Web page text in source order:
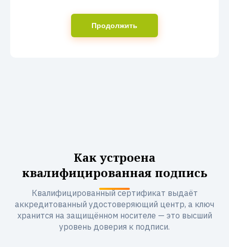
Продолжить
Как устроена
квалифицированная подпись
Квалифицированный сертификат выдаёт
аккредитованный удостоверяющий центр, а ключ
хранится на защищённом носителе — это высший
уровень доверия к подписи.